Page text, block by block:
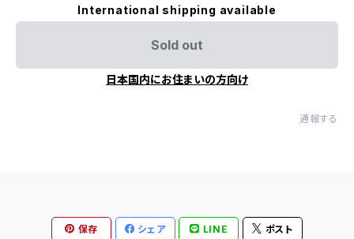
International shipping available
Sold out
日本国内にお住まいの方向け
通報する
保存 シェア LINE ポスト